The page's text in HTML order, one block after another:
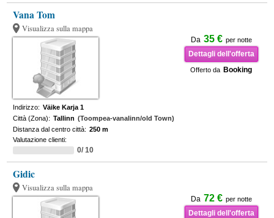
Vana Tom
Visualizza sulla mappa
Da 35 € per notte
Dettagli dell'offerta
Offerto da Booking
Indirizzo: Väike Karja 1
Città (Zona): Tallinn (Toompea-vanalinn/old Town)
Distanza dal centro città: 250 m
Valutazione clienti:
0/ 10
Gidic
Visualizza sulla mappa
Da 72 € per notte
Dettagli dell'offerta